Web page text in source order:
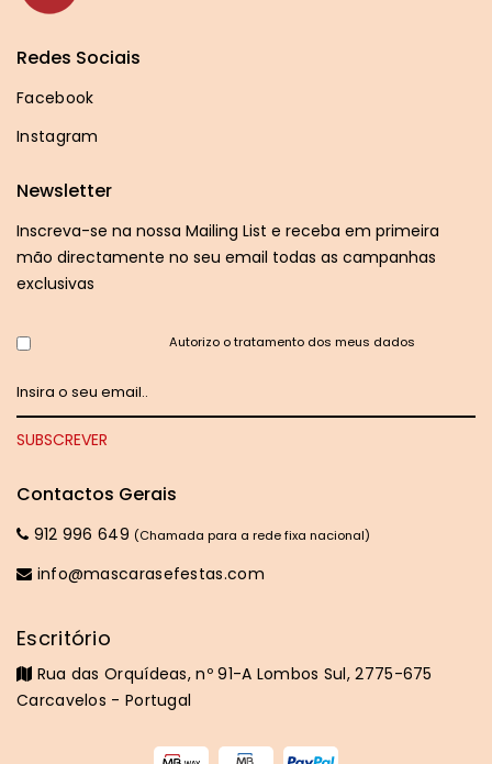
Redes Sociais
Facebook
Instagram
Newsletter
Inscreva-se na nossa Mailing List e receba em primeira
mão directamente no seu email todas as campanhas
exclusivas
Autorizo o tratamento dos meus dados
Contactos Gerais
912 996 649 (Chamada para a rede fixa nacional)
info@mascarasefestas.com
Escritório
Rua das Orquídeas, nº 91-A Lombos Sul, 2775-675
Carcavelos - Portugal